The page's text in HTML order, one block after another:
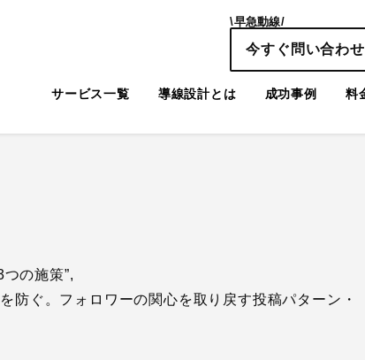
サービス一覧 導線設計とは 成功事例 料
\早急動線/
今すぐ問い合わせ
の施策”,
防ぐ。フォロワーの関心を取り戻す投稿パターン・